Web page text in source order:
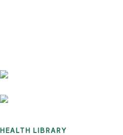
HEALTH LIBRARY